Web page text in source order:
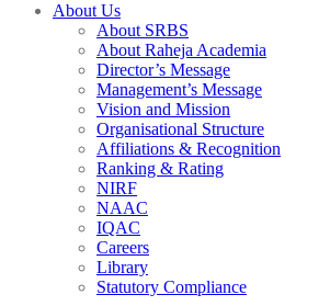
About Us
About SRBS
About Raheja Academia
Director’s Message
Management’s Message
Vision and Mission
Organisational Structure
Affiliations & Recognition
Ranking & Rating
NIRF
NAAC
IQAC
Careers
Library
Statutory Compliance